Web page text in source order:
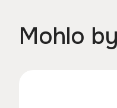
Mohlo